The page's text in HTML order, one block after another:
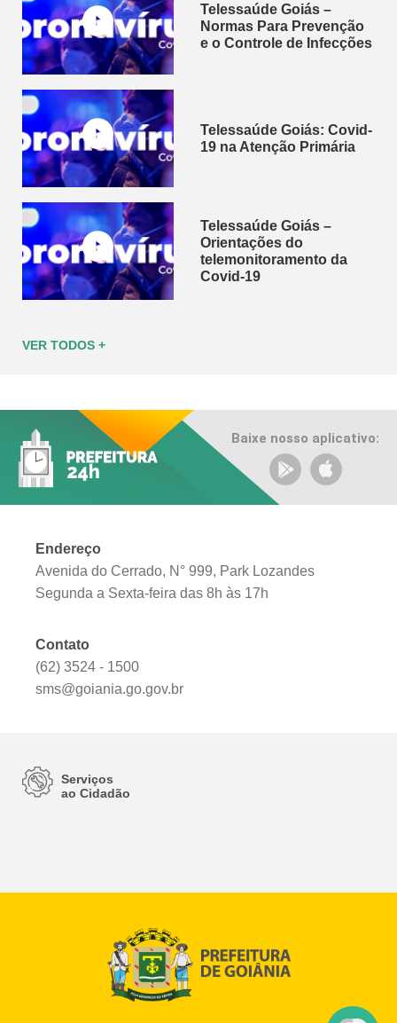
Telessaúde Goiás –
Normas Para Prevenção
e o Controle de Infecções
Telessaúde Goiás: Covid-
19 na Atenção Primária
Telessaúde Goiás –
Orientações do
telemonitoramento da
Covid-19
VER TODOS +
Endereço
Avenida do Cerrado, N° 999, Park Lozandes
Segunda a Sexta-feira das 8h às 17h
Contato
(62) 3524 - 1500
sms@goiania.go.gov.br
Baixe nosso aplicativo:
Serviços
ao Cidadão